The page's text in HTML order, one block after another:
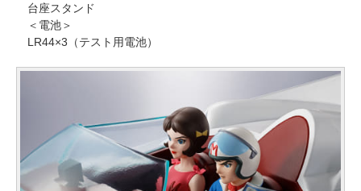
台座スタンド
＜電池＞
LR44×3（テスト用電池）